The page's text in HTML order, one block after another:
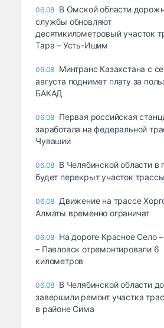
06.08 В Омской области
службы обновляют
десятикилометровый участок
Тара – Усть-Ишим
06.08 Минтранс Казахстана с
августа поднимет плату за
БАКАД
06.08 Первая российская
заработала на федеральной
Чувашии
06.08 В Челябинской области в
будет перекрыт участок
06.08 Движение на трассе
Алматы временно ограничат
06.08 На дороге Красное Село –
– Павловск отремонтировали 6
километров
06.08 В Челябинской области
завершили ремонт участка
в районе Сима